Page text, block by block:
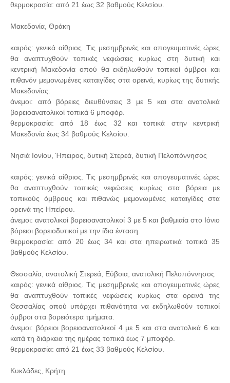
θερμοκρασία: από 21 έως 32 βαθμούς Κελσίου.
Μακεδονία, Θράκη
καιρός: γενικά αίθριος. Τις μεσημβρινές και απογευματινές ώρες
θα αναπτυχθούν τοπικές νεφώσεις κυρίως στη δυτική και
κεντρική Μακεδονία οπού θα εκδηλωθούν τοπικοί όμβροι και
πιθανόν μεμονωμένες καταιγίδες στα ορεινά, κυρίως της δυτικής
Μακεδονίας.
άνεμοι: από βόρειες διευθύνσεις 3 με 5 και στα ανατολικά
βορειοανατολικοί τοπικά 6 μποφόρ.
θερμοκρασία: από 18 έως 32 και τοπικά στην κεντρική
Μακεδονία έως 34 βαθμούς Κελσίου.
Νησιά Ιονίου, Ήπειρος, δυτική Στερεά, δυτική Πελοπόννησος
καιρός: γενικά αίθριος. Τις μεσημβρινές και απογευματινές ώρες
θα αναπτυχθούν τοπικές νεφώσεις κυρίως στα βόρεια με
τοπικούς όμβρους και πιθανώς μεμονωμένες καταιγίδες στα
ορεινά της Ηπείρου.
άνεμοι: ανατολικοί βορειοανατολικοί 3 με 5 και βαθμιαία στο Ιόνιο
βόρειοι βορειοδυτικοί με την ίδια ένταση.
θερμοκρασία: από 20 έως 34 και στα ηπειρωτικά τοπικά 35
βαθμούς Κελσίου.
Θεσσαλία, ανατολική Στερεά, Εύβοια, ανατολική Πελοπόννησος
καιρός: γενικά αίθριος. Τις μεσημβρινές και απογευματινές ώρες
θα αναπτυχθούν τοπικές νεφώσεις κυρίως στα ορεινά της
Θεσσαλίας οπού υπάρχει πιθανότητα να εκδηλωθούν τοπικοί
όμβροι στα βορειότερα τμήματα.
άνεμοι: βόρειοι βορειοανατολικοί 4 με 5 και στα ανατολικά 6 και
κατά τη διάρκεια της ημέρας τοπικά έως 7 μποφόρ.
θερμοκρασία: από 21 έως 33 βαθμούς Κελσίου.
Κυκλάδες, Κρήτη